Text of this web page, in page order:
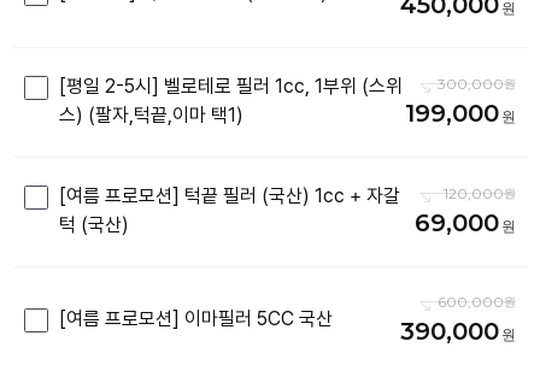
[평일 2-5시] 벨로테로 필러 1cc, 1부위 (스위
스) (팔자,턱끝,이마 택1)
300,000
199,000
[여름 프로모션] 턱끝 필러 (국산) 1cc + 자갈
턱 (국산)
120,000
69,000
[여름 프로모션] 이마필러 5CC 국산
600,000
390,000